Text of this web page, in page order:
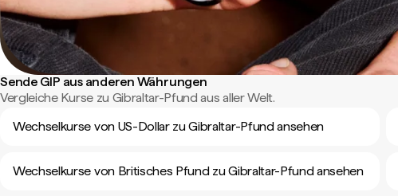
Sende GIP aus anderen Währungen
Vergleiche Kurse zu Gibraltar-Pfund aus aller Welt.
Wechselkurse von US-Dollar zu Gibraltar-Pfund ansehen
Wechselkurse von Britisches Pfund zu Gibraltar-Pfund ansehen